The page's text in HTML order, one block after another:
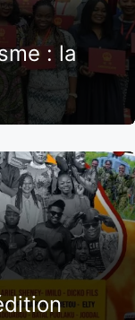
: la